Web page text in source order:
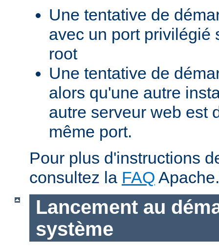
Une tentative de
avec un port privilégié
root
Une tentative de
alors qu'une autre
autre serveur web est
même port.
Pour plus d'instructions
consultez la FAQ Apache.
Lancement au
système